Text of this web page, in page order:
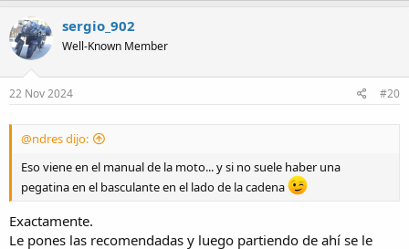
a
c
t
i
o
n
s
sergio_902
Well-Known Member
22 Nov 2024 #20
@ndres dijo:
Eso viene en el manual de la moto... y si no suele haber una
pegatina en el basculante en el lado de la cadena
Exactamente.
Le pones las recomendadas y luego partiendo de ahí se le